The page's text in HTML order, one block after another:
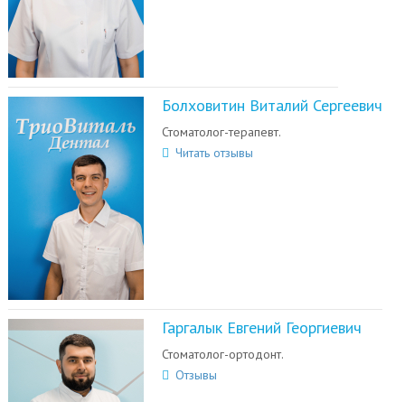
Болховитин Виталий Сергеевич
Стоматолог-терапевт.
Читать отзывы
Гаргалык Евгений Георгиевич
Стоматолог-ортодонт.
Отзывы